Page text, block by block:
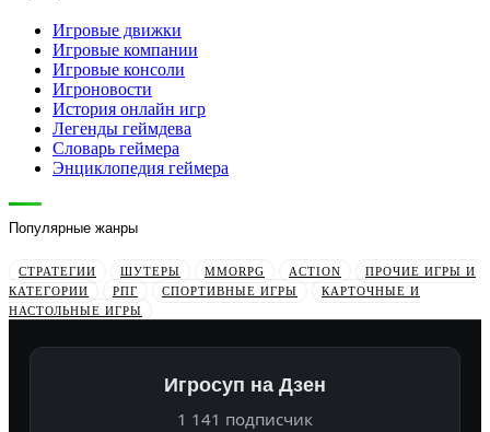
Игровые движки
Игровые компании
Игровые консоли
Игроновости
История онлайн игр
Легенды геймдева
Словарь геймера
Энциклопедия геймера
Популярные жанры
СТРАТЕГИИ ШУТЕРЫ MMORPG ACTION
ПРОЧИЕ ИГРЫ И
КАТЕГОРИИ
РПГ СПОРТИВНЫЕ ИГРЫ
КАРТОЧНЫЕ И
НАСТОЛЬНЫЕ ИГРЫ
Игросуп на Дзен
1 141 подписчик